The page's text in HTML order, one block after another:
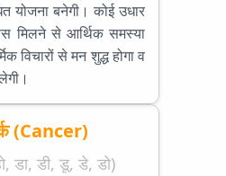
योजना बनेगी। कोई उधार
मिलने से आर्थिक समस्या
विचारों से मन शुद्ध होगा व
(Cancer)
डा, डी, डू, डे, डो)